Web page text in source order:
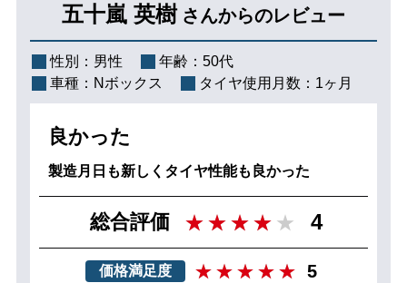
五十嵐 英樹 さんからのレビュー
性別： 男性 年齢： 50代
車種： Nボックス タイヤ使用月数： 1ヶ月
良かった
製造月日も新しくタイヤ性能も良かった
総合評価 4
価格満足度 5